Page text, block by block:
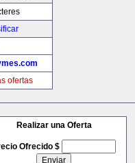
ofertas
Realizar una Oferta
Ofrecido $